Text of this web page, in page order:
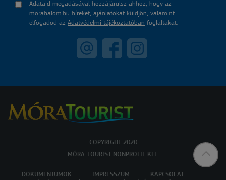
Adataid megadásával hozzájárulsz ahhoz, hogy az
morahalom.hu híreket, ajánlatokat küldjön, valamint
elfogadod az Adatvédelmi tájékoztatóban foglaltakat.
COPYRIGHT 2020
MÓRA-TOURIST NONPROFIT KFT.
DOKUMENTUMOK IMPRESSZUM
KAPCSOLAT